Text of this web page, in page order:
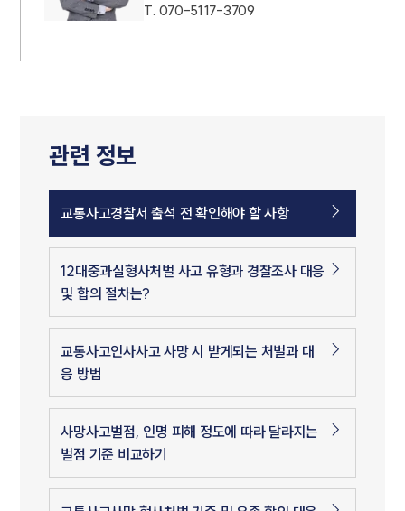
T. 070-5117-3709
관련 정보
교통사고경찰서 출석 전 확인해야 할 사항
12대중과실형사처벌 사고 유형과 경찰조사 대응
및 합의 절차는?
교통사고인사사고 사망 시 받게되는 처벌과 대
응 방법
사망사고벌점, 인명 피해 정도에 따라 달라지는
벌점 기준 비교하기